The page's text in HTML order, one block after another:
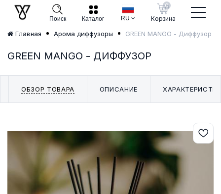
Поиск Каталог RU
0
Корзина
Главная Арома диффузоры GREEN MANGO - Диффузор
GREEN MANGO - ДИФФУЗОР
ОБЗОР ТОВАРА ОПИСАНИЕ